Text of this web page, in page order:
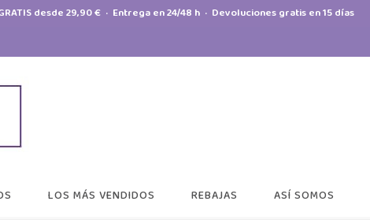
desde 29,90 € · Entrega en 24/48 h · Devoluciones gratis en 15 días
LOS MÁS VENDIDOS REBAJAS ASÍ SOMOS